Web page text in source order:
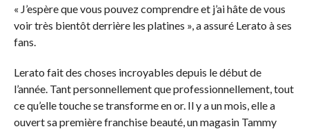
« J’espère que vous pouvez comprendre et j’ai hâte de vous
voir très bientôt derrière les platines », a assuré Lerato à ses
fans.
Lerato fait des choses incroyables depuis le début de
l’année. Tant personnellement que professionnellement, tout
ce qu’elle touche se transforme en or. Il y a un mois, elle a
ouvert sa première franchise beauté, un magasin Tammy